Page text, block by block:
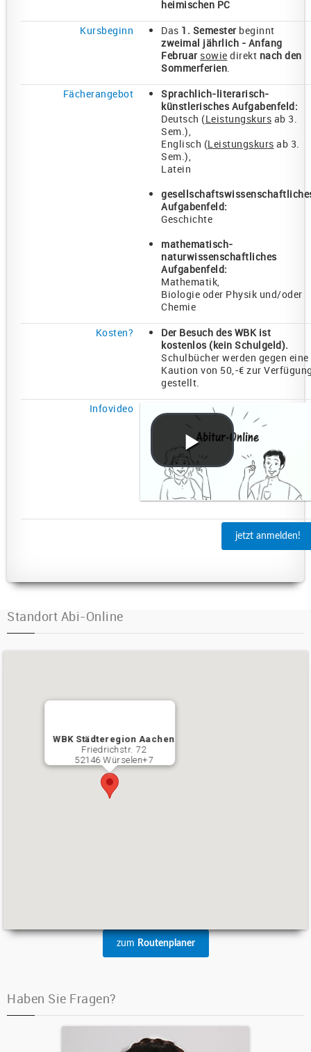
heimischen PC
Kursbeginn
Das 1. Semester beginnt
zweimal jährlich - Anfang
Februar sowie direkt nach den
Sommerferien
Fächerangebot
Sprachlich-literarisch-
künstlerisches Aufgabenfeld:
Deutsch (Leistungskurs ab 3.
Sem.),
Englisch (Leistungskurs ab 3.
Sem.),
Latein
Aufgabenfeld:
Geschichte
mathematisch-
naturwissenschaftliches
Aufgabenfeld:
Mathematik,
Biologie oder Physik und/oder
Chemie
Kosten?
Der Besuch des WBK ist
kostenlos (kein Schulgeld).
Schulbücher werden gegen eine
Kaution von 50,-€ zur
gestellt.
Infovideo
jetzt anmelden!
Standort Abi-Online
WBK Städteregion Aachen
Friedrichstr. 72
52146 Würselen+7
zum Routenplaner
Haben Sie Fragen?
Claudia Gerstenhauer